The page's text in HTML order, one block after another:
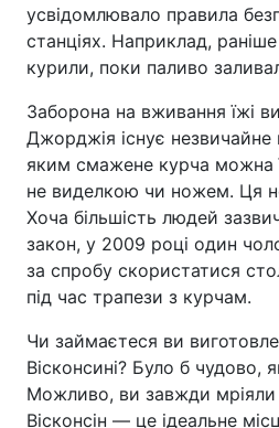
усвідомлювало правила
станціях. Наприклад, раніше
курили, поки паливо
Заборона на вживання їжі
Джорджія існує незвичайне
яким смажене курча можна
не виделкою чи ножем. Ця
Хоча більшість людей
закон, у 2009 році один
за спробу скористатися
під час трапези з курчам.
Чи займаєтеся ви
Вісконсині? Було б чудово,
Можливо, ви завжди мріяли
Вісконсін — це ідеальне